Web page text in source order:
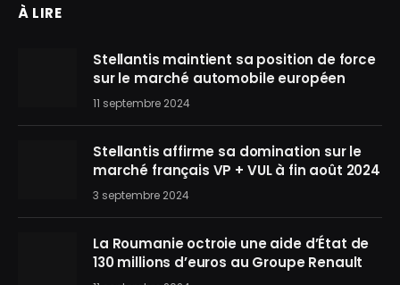
À LIRE
Stellantis maintient sa position de force
sur le marché automobile européen
11 septembre 2024
Stellantis affirme sa domination sur le
marché français VP + VUL à fin août 2024
3 septembre 2024
La Roumanie octroie une aide d’État de
130 millions d’euros au Groupe Renault